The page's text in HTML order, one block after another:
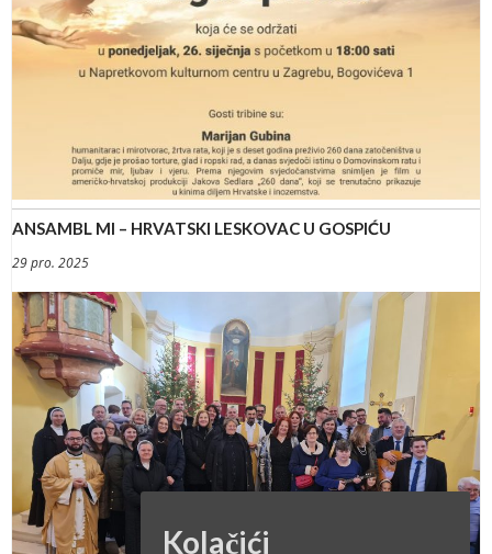
ANSAMBL MI – HRVATSKI LESKOVAC U GOSPIĆU
29 pro. 2025
Kolačići